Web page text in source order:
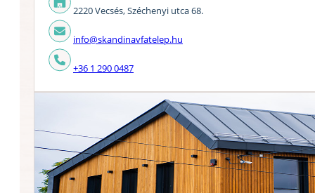
2220 Vecsés, Széchenyi utca 68.
info@skandinavfatelep.hu
+36 1 290 0487